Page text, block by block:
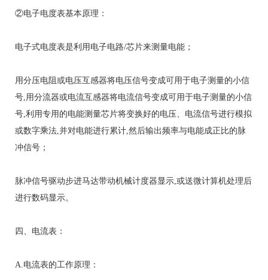
②电子电度表基本原理：
电子式电度表是利用电子电路/芯片来测量电能；
用分压电阻或电压互感器将电压信号变成可用于电子测量的小信
号,用分流器或电流互感器将电流信号变成可用于电子测量的小信
号,利用专用的电能测量芯片将变换好的电压、电流信号进行模拟
或数字乘法,并对电能进行累计,然后输出频率与电能成正比的脉
冲信号；
脉冲信号驱动步进马达带动机械计度器显示,或送微计算机处理后
进行数码显示。
四、电流表：
A.电流表的工作原理：